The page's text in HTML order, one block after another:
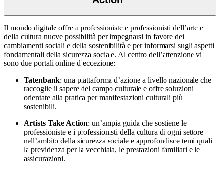
Il mondo digitale offre a professioniste e professionisti dell’arte e
della cultura nuove possibilità per impegnarsi in favore dei
cambiamenti sociali e della sostenibilità e per informarsi sugli aspetti
fondamentali della sicurezza sociale. Al centro dell’attenzione vi
sono due portali online d’eccezione:
Tatenbank: una piattaforma d’azione a livello nazionale che
raccoglie il sapere del campo culturale e offre soluzioni
orientate alla pratica per manifestazioni culturali più
sostenibili.
Artists Take Action: un’ampia guida che sostiene le
professioniste e i professionisti della cultura di ogni settore
nell’ambito della sicurezza sociale e approfondisce temi quali
la previdenza per la vecchiaia, le prestazioni familiari e le
assicurazioni.